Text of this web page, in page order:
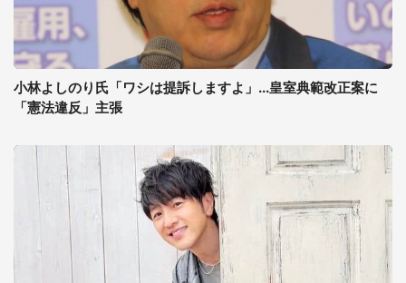
小林よしのり氏「ワシは提訴しますよ」...皇室典範改正案に
「憲法違反」主張